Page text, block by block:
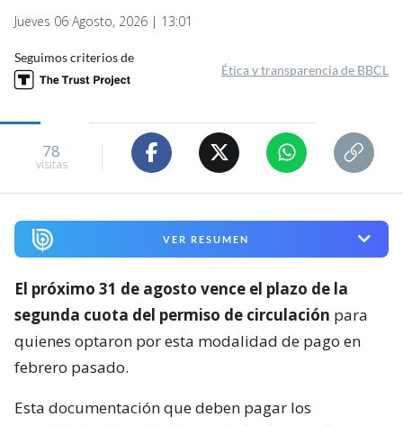
Jueves 06 Agosto, 2026 | 13:01
Seguimos criterios de
Ética y transparencia de BBCL
78
visitas
VER RESUMEN
El próximo 31 de agosto vence el plazo de la
segunda cuota del permiso de circulación para
quienes optaron por esta modalidad de pago en
febrero pasado.
Esta documentación que deben pagar los